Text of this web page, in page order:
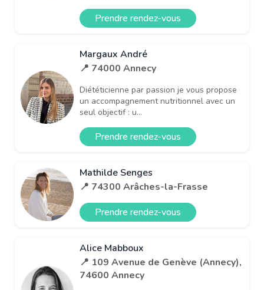
Prendre rendez-vous
Margaux André
📍 74000 Annecy
Diététicienne par passion je vous propose
un accompagnement nutritionnel avec un
seul objectif : u...
Prendre rendez-vous
Mathilde Senges
📍 74300 Arâches-la-Frasse
Prendre rendez-vous
Alice Mabboux
📍 109 Avenue de Genève (Annecy),
74600 Annecy